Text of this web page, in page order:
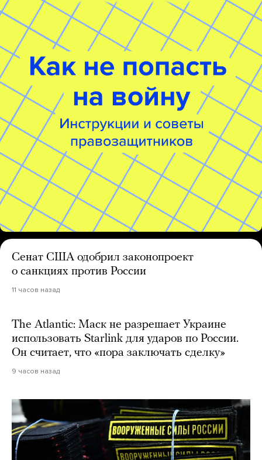
Сенат США одобрил законопроект
о санкциях против России
11 часов назад
The Atlantic: Маск не разрешает Украине
использовать Starlink для ударов по России.
Он считает, что «пора заключать сделку»
9 часов назад